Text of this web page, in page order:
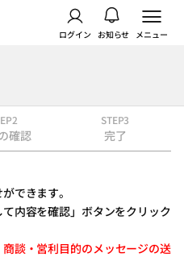
ログイン お知らせ メニュー
確認
STEP3
完了
できます。
内容を確認」ボタンをクリック